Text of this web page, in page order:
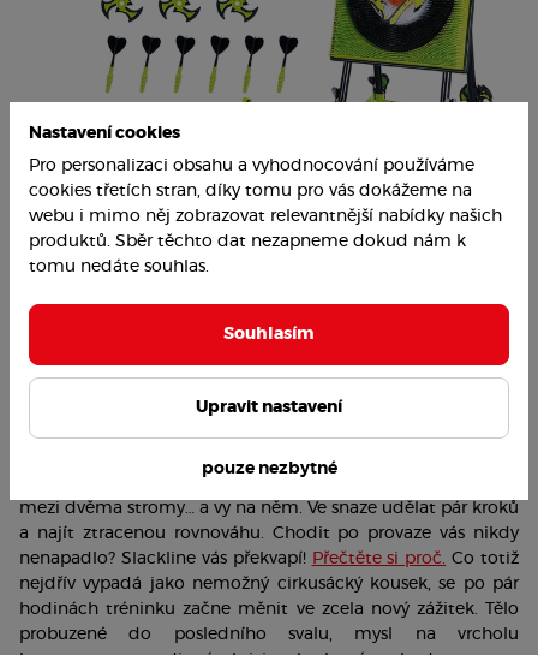
Balanční výzva na slackline
Vykročit ze známé zóny a přijmout výzvu, která vám doslova
slacklining
. Tento balanční sport má
mezi dvěma stromy… a vy na něm. Ve snaze udělat pár kroků
a najít ztracenou rovnováhu. Chodit po provaze vás nikdy
nenapadlo? Slackline vás překvapí! Přečtěte si proč. Co totiž
nejdřív vypadá jako nemožný cirkusácký kousek, se po pár
hodinách tréninku začne měnit ve zcela nový zážitek. Tělo
probuzené do posledního svalu, mysl na vrcholu
Nastavení cookies
Pro personalizaci obsahu a vyhodnocování používáme
cookies třetích stran, díky tomu pro vás dokážeme na
webu i mimo něj zobrazovat relevantnější nabídky našich
produktů. Sběr těchto dat nezapneme dokud nám k
tomu nedáte souhlas.
Souhlasím
Upravit nastavení
pouze nezbytné